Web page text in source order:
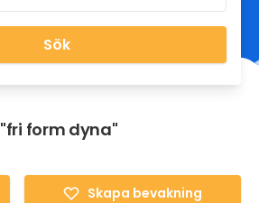
Sök
"fri form dyna"
Skapa bevakning